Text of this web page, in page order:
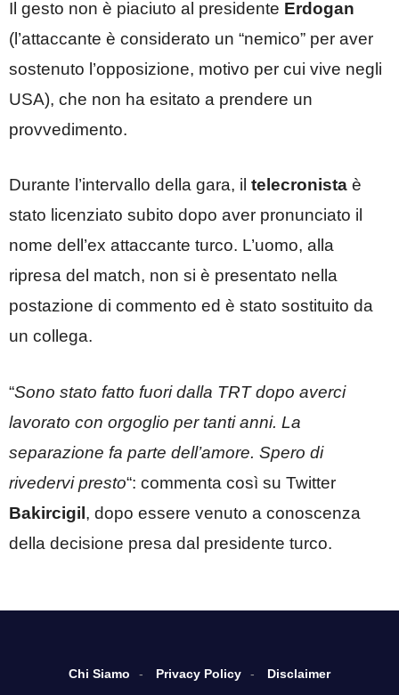
Il gesto non è piaciuto al presidente Erdogan
(l’attaccante è considerato un “nemico” per aver
sostenuto l’opposizione, motivo per cui vive negli
USA), che non ha esitato a prendere un
provvedimento.
Durante l’intervallo della gara, il telecronista è
stato licenziato subito dopo aver pronunciato il
nome dell’ex attaccante turco. L’uomo, alla
ripresa del match, non si è presentato nella
postazione di commento ed è stato sostituito da
un collega.
“Sono stato fatto fuori dalla TRT dopo averci
lavorato con orgoglio per tanti anni. La
separazione fa parte dell’amore. Spero di
rivedervi presto“: commenta così su Twitter
Bakircigil, dopo essere venuto a conoscenza
della decisione presa dal presidente turco.
Chi Siamo Privacy Policy Disclaimer